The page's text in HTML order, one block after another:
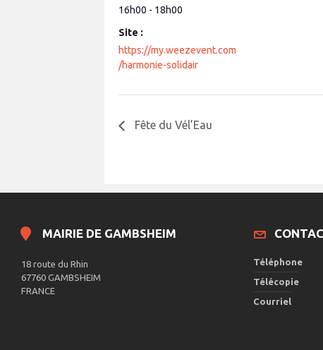
16h00 - 18h00
Site :
https://my.weezevent.com
/harmonie-solidair
Fête du Vél’Eau
MAIRIE DE GAMBSHEIM
18 route du Rhin
67760 GAMBSHEIM
FRANCE
Téléphone
Télécopie
Courriel